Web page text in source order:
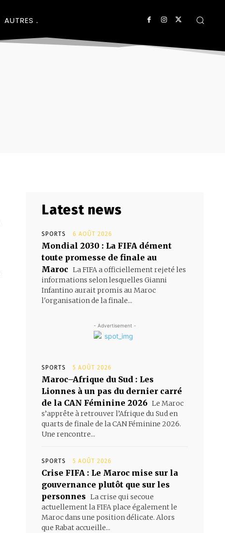
AUTRES
Latest news
SPORTS 6 AOÛT 2026
Mondial 2030 : La FIFA dément
toute promesse de finale au
Maroc La FIFA a officiellement rejeté les
informations selon lesquelles Gianni
Infantino aurait promis au Maroc
l'organisation de la finale...
- Advertisement -
SPORTS 5 AOÛT 2026
Maroc–Afrique du Sud : Les
Lionnes à un pas du dernier carré
de la CAN Féminine 2026 Le Maroc
s’apprête à retrouver l’Afrique du Sud en
quarts de finale de la CAN Féminine 2026.
Une rencontre...
SPORTS 5 AOÛT 2026
Crise FIFA : Le Maroc mise sur la
gouvernance plutôt que sur les
personnes La crise qui secoue
actuellement la FIFA place également le
Maroc dans une position délicate. Alors
que Rabat accueille...